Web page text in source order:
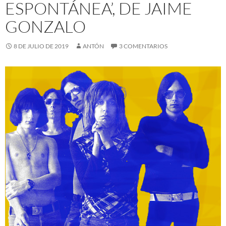
ESPONTÁNEA’, DE JAIME
GONZALO
8 DE JULIO DE 2019 ANTÓN 3 COMENTARIOS